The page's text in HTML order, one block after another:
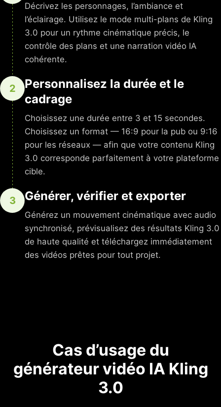
Décrivez les personnages, l’ambiance et
l’éclairage. Utilisez le mode multi-plans de Kling
3.0 pour un rythme cinématique précis, le
contrôle des plans et une narration vidéo IA
cohérente.
2
Personnalisez la durée et le
cadrage
Choisissez une durée entre 3 et 15 secondes.
Choisissez un format — 16:9 pour la pub ou 9:16
pour les réseaux — afin que votre contenu Kling
3.0 corresponde parfaitement à votre plateforme
cible.
3 Générer, vérifier et exporter
Générez un mouvement cinématique avec audio
synchronisé, prévisualisez des résultats Kling 3.0
de haute qualité et téléchargez immédiatement
des vidéos prêtes pour tout projet.
Cas d’usage du
générateur vidéo IA Kling
3.0